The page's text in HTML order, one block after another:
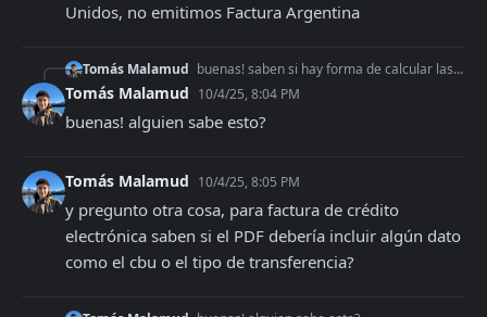
Unidos, no emitimos Factura Argentina
Tomás Malamud buenas! saben si hay forma de calcular las retenciones/percepciones? o el usuario las tiene que cargar manualmente si o si?
Tomás Malamud 10/4/25, 8:04 PM
buenas! alguien sabe esto?
Tomás Malamud 10/4/25, 8:05 PM
y pregunto otra cosa, para factura de crédito
electrónica saben si el PDF debería incluir algún dato
como el cbu o el tipo de transferencia?